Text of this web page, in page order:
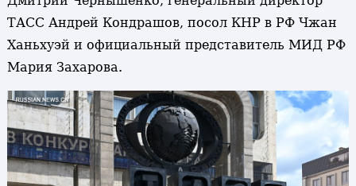
ТАСС Андрей Кондрашов, посол КНР в РФ Чжан
Ханьхуэй и официальный представитель МИД РФ
Мария Захарова.